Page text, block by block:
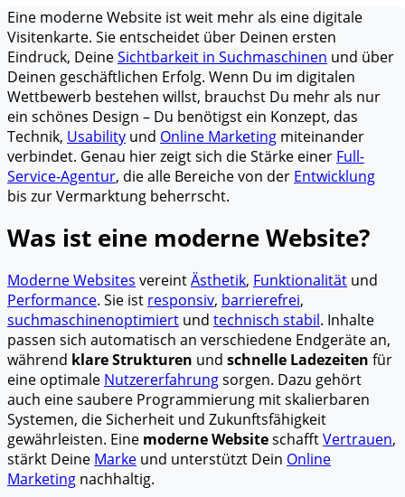
Eine moderne Website ist weit mehr als eine digitale
Visitenkarte. Sie entscheidet über Deinen ersten
Eindruck, DeineSichtbarkeit in Suchmaschinen und über
Deinen geschäftlichen Erfolg. Wenn Du im digitalen
Wettbewerb bestehen willst, brauchst Du mehr als nur
ein schönes Design – Du benötigst ein Konzept, das
Technik, Usability und Online Marketing miteinander
verbindet. Genau hier zeigt sich die Stärke einer Full-
Service-Agentur, die alle Bereiche von der Entwicklung
bis zur Vermarktung beherrscht.
Was ist eine moderne Website?
Moderne Websites vereintÄsthetik, Funktionalität und
Performance. Sie ist responsiv, barrierefrei,
suchmaschinenoptimiert und technisch stabil. Inhalte
passen sich automatisch an verschiedene Endgeräte an,
während klare Strukturen und schnelle Ladezeiten für
eine optimale Nutzererfahrungsorgen. Dazu gehört
auch eine saubere Programmierung mit skalierbaren
Systemen, die Sicherheit und Zukunftsfähigkeit
gewährleisten. Eine moderne WebsiteschafftVertrauen,
stärkt Deine Marke und unterstützt Dein Online
Marketing nachhaltig.